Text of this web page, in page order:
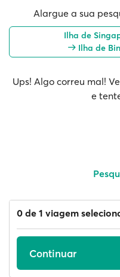
Alargue a sua
Ilha de
Ilha de
Ups! Algo correu mal!
e
0 de 1 viagem
Continuar